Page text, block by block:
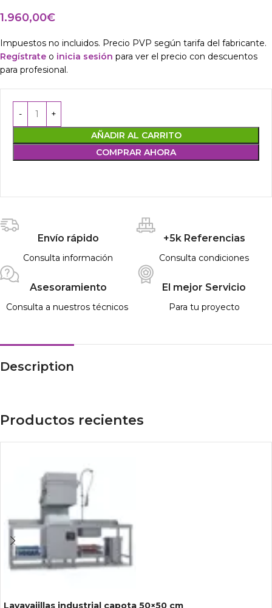
1.960,00€
Impuestos no incluidos. Precio PVP según tarifa del fabricante.
Regístrate o inicia sesión para ver el precio con descuentos
para profesional.
AÑADIR AL CARRITO
COMPRAR AHORA
Envío rápido
Consulta información
+5k Referencias
Consulta condiciones
Asesoramiento
Consulta a nuestros técnicos
El mejor Servicio
Para tu proyecto
Description
Productos recientes
Lavavajillas industrial capota 50×50 cm